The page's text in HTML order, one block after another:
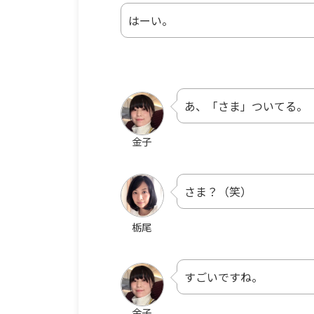
はーい。
金子
あ、「さま」ついてる。
栃尾
さま？（笑）
すごいですね。